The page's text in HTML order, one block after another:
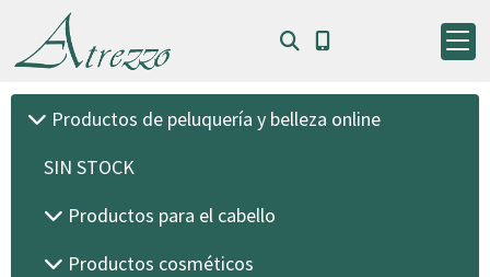
Productos de peluquería y belleza online
SIN STOCK
Productos para el cabello
Productos cosméticos